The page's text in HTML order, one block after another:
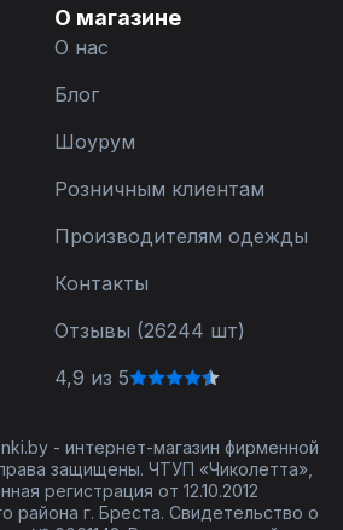
О магазине
О нас
Блог
Шоурум
Розничным клиентам
Производителям одежды
Контакты
Отзывы (26244 шт)
4,9 из 5
- интернет-магазин фирменной
защищены. ЧТУП «Чиколетта»,
регистрация от 12.10.2012
района г. Бреста. Свидетельство о